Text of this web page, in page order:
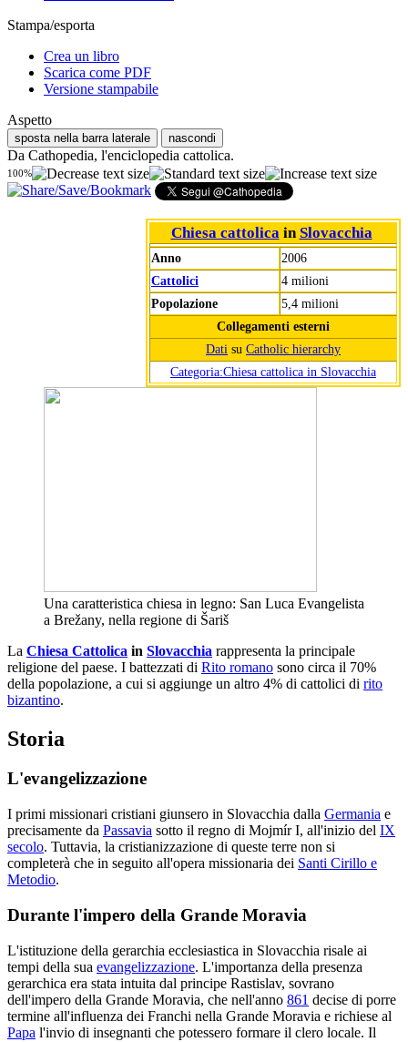
Stampa/esporta
Crea un libro
Scarica come PDF
Versione stampabile
Aspetto
sposta nella barra laterale nascondi
Da Cathopedia, l'enciclopedia cattolica.
100%
Chiesa cattolica in Slovacchia
Anno
2006
Cattolici
4 milioni
Popolazione
5,4 milioni
Collegamenti esterni
Dati su Catholic hierarchy
Categoria:Chiesa cattolica in Slovacchia
Una caratteristica chiesa in legno: San Luca Evangelista
a Brežany, nella regione di Šariš
La Chiesa Cattolica in Slovacchia rappresenta la principale
religione del paese. I battezzati di Rito romano sono circa il 70%
della popolazione, a cui si aggiunge un altro 4% di cattolici di rito
bizantino.
Storia
L'evangelizzazione
I primi missionari cristiani giunsero in Slovacchia dalla Germania e
precisamente da Passavia sotto il regno di Mojmír I, all'inizio del IX
secolo. Tuttavia, la cristianizzazione di queste terre non si
completerà che in seguito all'opera missionaria dei Santi Cirillo e
Metodio.
Durante l'impero della Grande Moravia
L'istituzione della gerarchia ecclesiastica in Slovacchia risale ai
tempi della sua evangelizzazione. L'importanza della presenza
gerarchica era stata intuita dal principe Rastislav, sovrano
dell'impero della Grande Moravia, che nell'anno 861 decise di porre
termine all'influenza dei Franchi nella Grande Moravia e richiese al
Papa l'invio di insegnanti che potessero formare il clero locale. Il